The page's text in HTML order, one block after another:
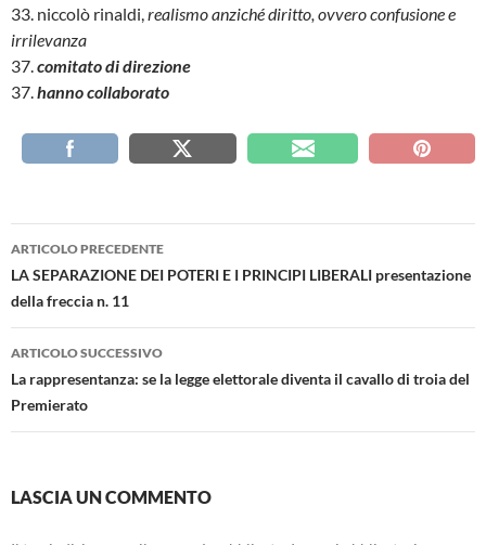
33. niccolò rinaldi,realismo anziché diritto, ovvero confusione e
irrilevanza
37.comitato di direzione
37.hanno collaborato
Navigazione
articolo
ARTICOLO PRECEDENTE
LA SEPARAZIONE DEI POTERI E I PRINCIPI LIBERALI presentazione
della freccia n. 11
ARTICOLO SUCCESSIVO
La rappresentanza: se la legge elettorale diventa il cavallo di troia del
Premierato
LASCIA UN COMMENTO